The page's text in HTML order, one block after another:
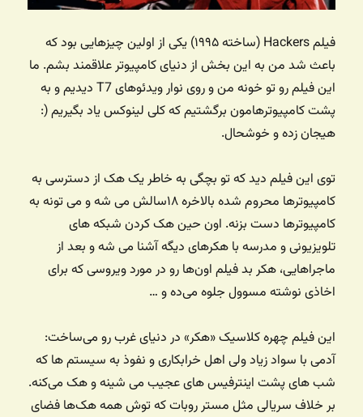
فیلم Hackers (ساخته ۱۹۹۵) یکی از اولین چیزهایی بود که
باعث شد من به این بخش از دنیای کامپیوتر علاقمند بشم. ما
این فیلم رو تو خونه من و روی نوار ویدئوهای T7 دیدیم و به
پشت کامپیوترهامون برگشتیم که کلی لینوکس یاد بگیریم (:
هیجان زده و خوشحال.
توی این فیلم دید که تو بچگی به خاطر یک هک از دسترسی به
کامپیوترها محروم شده بالاخره ۱۸سالش می شه و می تونه به
کامپیوترها دست بزنه. اون حین هک کردن شبکه های
تلویزیونی و مدرسه با هکرهای دیگه آشنا می شه و بعد از
ماجراهایی، هکر بد فیلم اون‌ها رو در مورد ویروسی که برای
اخاذی نوشته مسوول جلوه می‌ده و …
این فیلم چهره کلاسیک «هکر» در دنیای غرب رو می‌ساخت:
آدمی با سواد زیاد ولی اهل خرابکاری و نفوذ به سیستم ها که
شب های پشت اینترفیس های عجیب می شینه و هک می‌کنه.
بر خلاف سریالی مثل مستر روبات که توش همه هک‌ها فضای